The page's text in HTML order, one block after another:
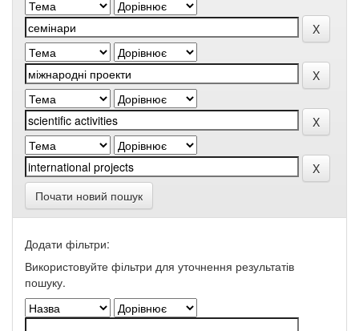
Почати новий пошук
Додати фільтри:
Використовуйте фільтри для уточнення результатів
пошуку.